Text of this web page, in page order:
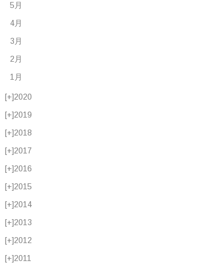
5月
4月
3月
2月
1月
[+]2020
[+]2019
[+]2018
[+]2017
[+]2016
[+]2015
[+]2014
[+]2013
[+]2012
[+]2011